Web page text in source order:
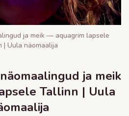
ja meik — aquagrim lapsele
| Uula näomaalija
ja meik
Tallinn | Uula